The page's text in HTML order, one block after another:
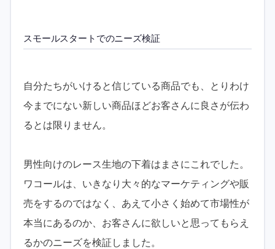
スモールスタートでのニーズ検証
自分たちがいけると信じている商品でも、とりわけ
今までにない新しい商品ほどお客さんに良さが伝わ
るとは限りません。
男性向けのレース生地の下着はまさにこれでした。
ワコールは、いきなり大々的なマーケティングや販
売をするのではなく、あえて小さく始めて市場性が
本当にあるのか、お客さんに欲しいと思ってもらえ
るかのニーズを検証しました。